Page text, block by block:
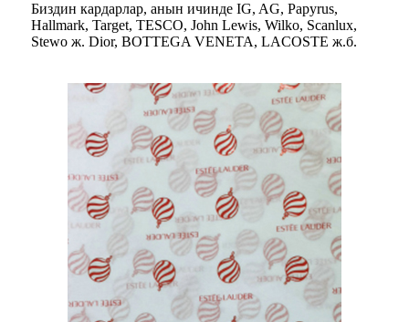
Биздин кардарлар, анын ичинде IG, AG, Papyrus,
Hallmark, Target, TESCO, John Lewis, Wilko, Scanlux,
Stewo ж. Dior, BOTTEGA VENETA, LACOSTE ж.б.